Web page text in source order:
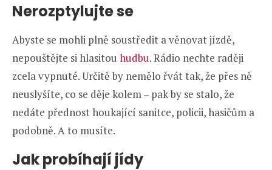
Nerozptylujte se
Abyste se mohli plně soustředit a věnovat jízdě,
nepouštějte si hlasitou hudbu. Rádio nechte raději
zcela vypnuté. Určitě by nemělo řvát tak, že přes ně
neuslyšíte, co se děje kolem – pak by se stalo, že
nedáte přednost houkající sanitce, policii, hasičům a
podobně. A to musíte.
Jak probíhají jídy